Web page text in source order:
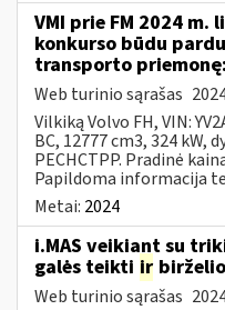
VMI prie FM 2024 m.
konkurso būdu
transporto priemonę:
Web turinio sąrašas
Vilkiką Volvo FH, VIN:
BC, 12777 cm3, 324 kW,
PECHCTPP. Pradinė
Papildoma informacija
Metai: 2024
i.MAS veikiant su
galės teikti ir
Web turinio sąrašas